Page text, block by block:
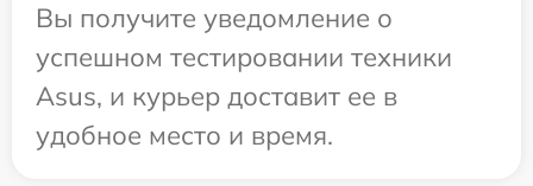
Вы получите уведомление о
успешном тестировании техники
Asus, и курьер доставит ее в
удобное место и время.